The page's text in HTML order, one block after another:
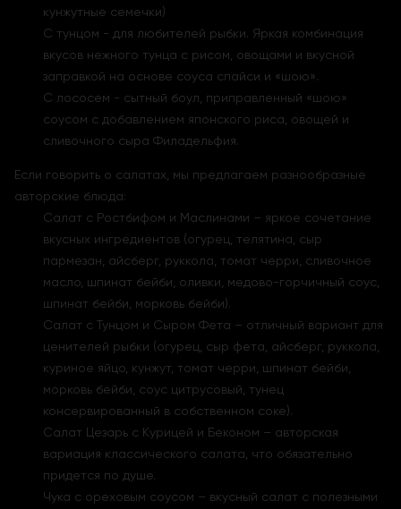
кунжутные семечки)
С тунцом - для любителей рыбки. Яркая комбинация
вкусов нежного тунца с рисом, овощами и вкусной
заправкой на основе соуса спайси и «шою».
С лососем - сытный боул, приправленный «шою»
соусом с добавлением японского риса, овощей и
сливочного сыра Филадельфия.
Если говорить о салатах, мы предлагаем разнообразные
авторские блюда:
Салат с Ростбифом и Маслинами – яркое сочетание
вкусных ингредиентов (огурец, телятина, сыр
пармезан, айсберг, руккола, томат черри, сливочное
масло, шпинат бейби, оливки, медово-горчичный соус,
шпинат бейби, морковь бейби).
Салат с Тунцом и Сыром Фета – отличный вариант для
ценителей рыбки (огурец, сыр фета, айсберг, руккола,
куриное яйцо, кунжут, томат черри, шпинат бейби,
морковь бейби, соус цитрусовый, тунец
консервированный в собственном соке).
Салат Цезарь с Курицей и Беконом – авторская
вариация классического салата, что обязательно
придется по душе.
Чука с ореховым соусом – вкусный салат с полезными